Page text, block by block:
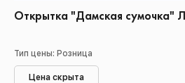
Открытка "Дамская сумочка"
Тип цены: Розница
Цена скрыта